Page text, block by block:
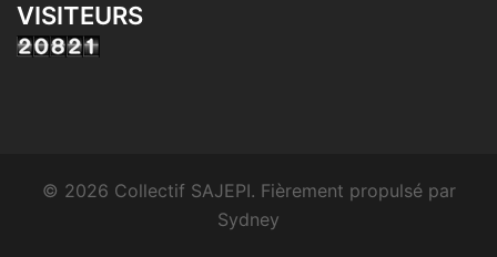
VISITEURS
© 2026 Collectif SAJEPI. Fièrement propulsé par
Sydney